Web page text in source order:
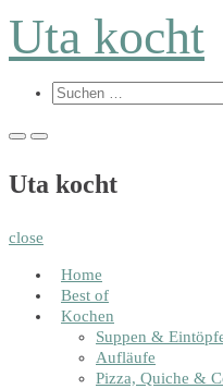
Skip
content
Uta kocht
Show
Suchen
Primary
for
Mobile
Primary
Desktop
Uta kocht
close
Home
Best of
Kochen
Suppen &
Aufläufe
Pizza, Quiche &